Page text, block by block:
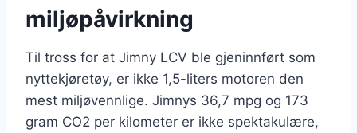
miljøpåvirkning
Til tross for at Jimny LCV ble gjeninnført som
nyttekjøretøy, er ikke 1,5-liters motoren den
mest miljøvennlige. Jimnys 36,7 mpg og 173
gram CO2 per kilometer er ikke spektakulære,